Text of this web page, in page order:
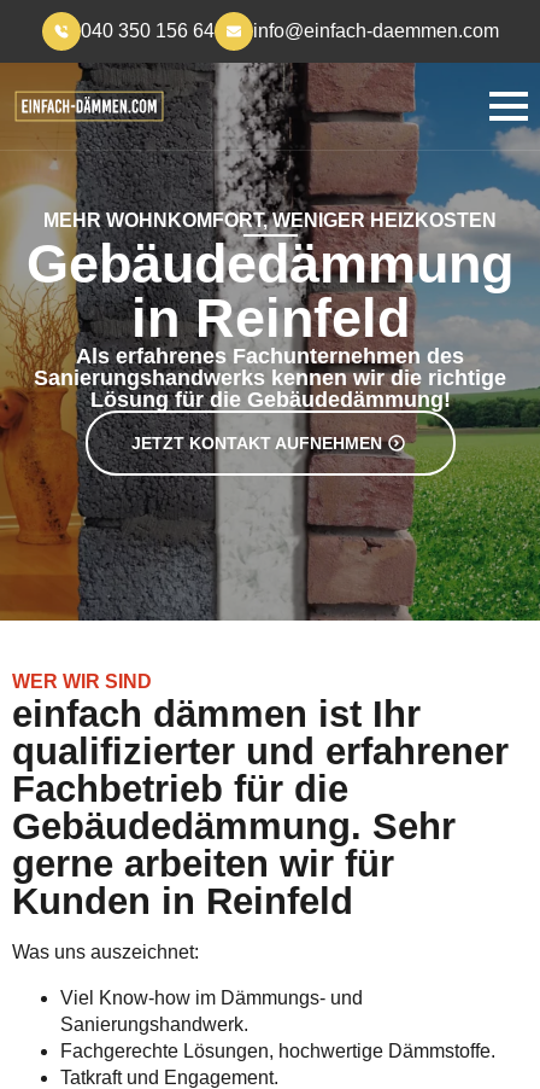
040 350 156 64 info@einfach-daemmen.com
MEHR WOHNKOMFORT, WENIGER HEIZKOSTEN
Gebäudedämmung
in Reinfeld
Als erfahrenes Fachunternehmen des
Sanierungshandwerks kennen wir die richtige
Lösung für die Gebäudedämmung!
JETZT KONTAKT AUFNEHMEN
WER WIR SIND
einfach dämmen ist Ihr
qualifizierter und erfahrener
Fachbetrieb für die
Gebäudedämmung. Sehr
gerne arbeiten wir für
Kunden in Reinfeld
Was uns auszeichnet:
Viel Know-how im Dämmungs- und
Sanierungshandwerk.
Fachgerechte Lösungen, hochwertige Dämmstoffe.
Tatkraft und Engagement.